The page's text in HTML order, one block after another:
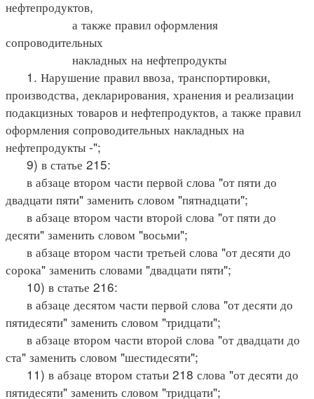
нефтепродуктов,
а также правил оформления
сопроводительных
накладных на нефтепродукты
1. Нарушение правил ввоза, транспортировки,
производства, декларирования, хранения и реализации
подакцизных товаров и нефтепродуктов, а также правил
оформления сопроводительных накладных на
нефтепродукты -";
9) в статье 215:
в абзаце втором части первой слова "от пяти до
двадцати пяти" заменить словом "пятнадцати";
в абзаце втором части второй слова "от пяти до
десяти" заменить словом "восьми";
в абзаце втором части третьей слова "от десяти до
сорока" заменить словами "двадцати пяти";
10) в статье 216:
в абзаце десятом части первой слова "от десяти до
пятидесяти" заменить словом "тридцати";
в абзаце втором части второй слова "от двадцати до
ста" заменить словом "шестидесяти";
11) в абзаце втором статьи 218 слова "от десяти до
пятидесяти" заменить словом "тридцати";